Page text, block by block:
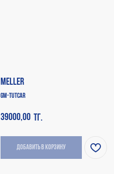
Meller
GM-TUTCAR
39000,00 тг.
Добавить в корзину